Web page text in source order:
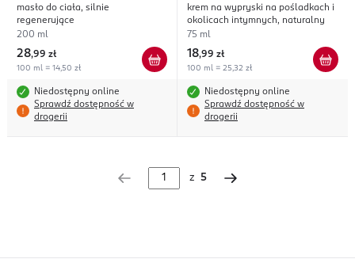
masło do ciała, silnie
regenerujące
200 ml
28,99 zł
100 ml = 14,50 zł
Niedostępny online
Sprawdź dostępność w
drogerii
krem na wypryski na pośladkach i
okolicach intymnych, naturalny
75 ml
18,99 zł
100 ml = 25,32 zł
Niedostępny online
Sprawdź dostępność w
drogerii
z 5